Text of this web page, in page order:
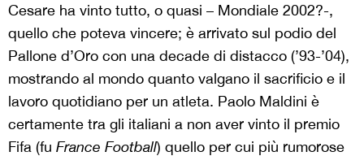
Cesare ha vinto tutto, o quasi – Mondiale 2002?-,
quello che poteva vincere; è arrivato sul podio del
Pallone d’Oro con una decade di distacco (’93-’04),
mostrando al mondo quanto valgano il sacrificio e il
lavoro quotidiano per un atleta. Paolo Maldini è
certamente tra gli italiani a non aver vinto il premio
Fifa (fu France Football) quello per cui più rumorose